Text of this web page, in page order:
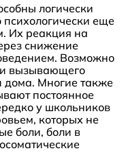
логически
еще
Их реакция на
снижение
Возможно
вызывающего
дома. Многие также
постоянное
у школьников
которых не
боли, боли в